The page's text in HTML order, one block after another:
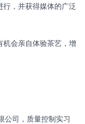
，并获得媒体的广泛
会亲自体验茶艺，增
公司，质量控制实习